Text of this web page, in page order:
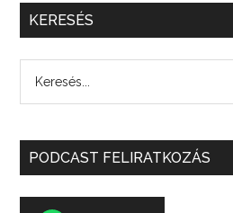
KERESÉS
PODCAST FELIRATKOZÁS